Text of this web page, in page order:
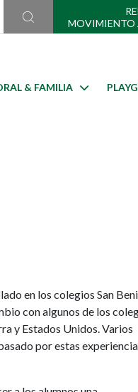
MOVIMIENTO
& FAMILIA
en los colegios San
con algunos de los
y Estados Unidos. Varios
por estas